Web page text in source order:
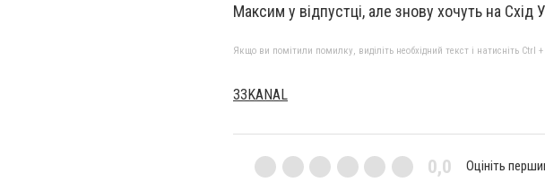
Максим у відпустці, але знову хочуть на Схід
Якщо ви помітили помилку, виділіть необхідний текст і натисніть Ctrl
33KANAL
0,0 Оцініть